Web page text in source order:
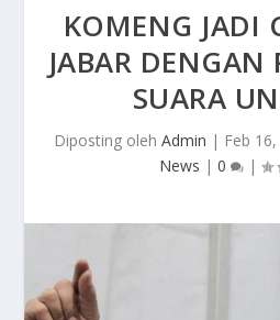
KOMENG JADI
JABAR DENGAN
SUARA
Diposting oleh Admin | Feb
News | 0 |